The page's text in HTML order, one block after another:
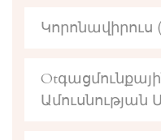
Կորոնավիրուս
Ամուսնության